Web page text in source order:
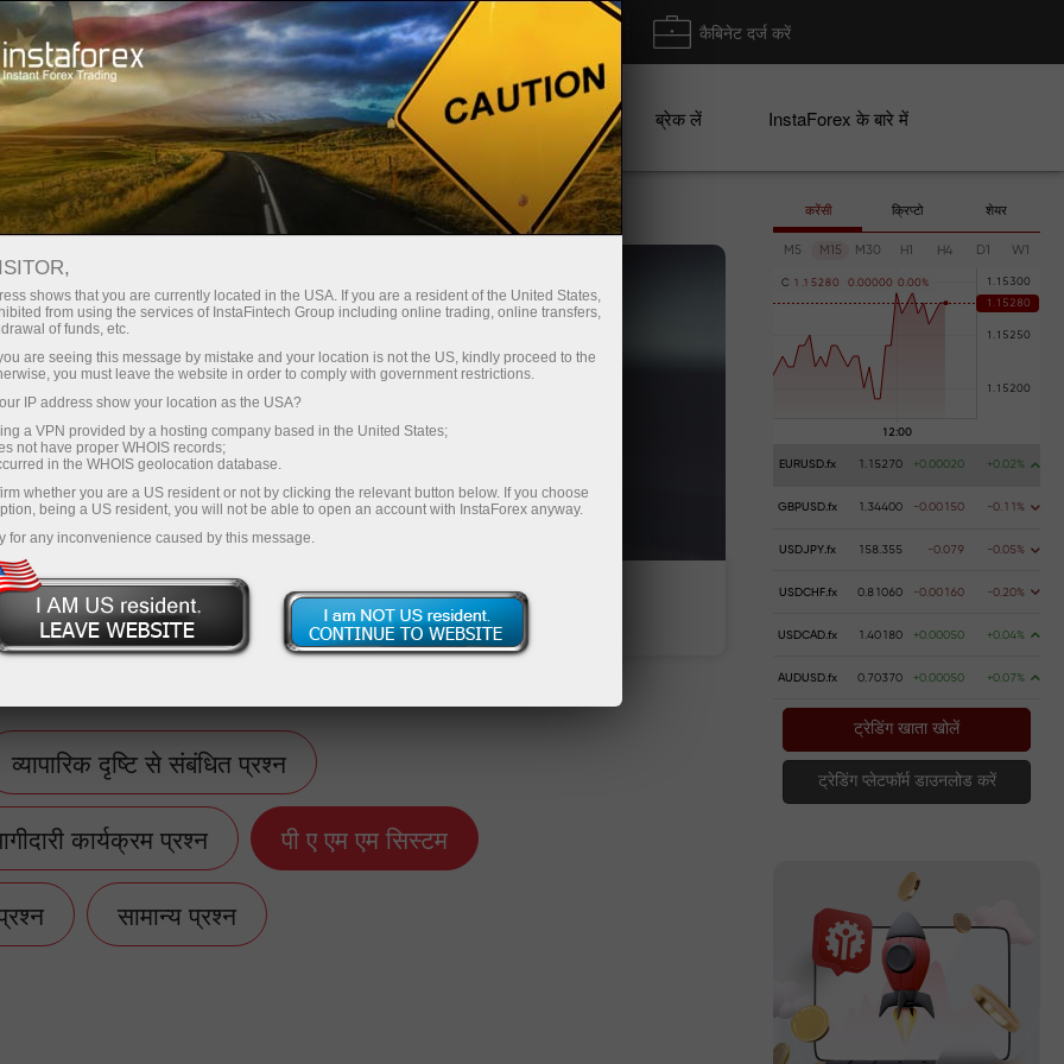
तुरंत खाता खोलना ट्रेडिंग प्लेटफॉर्म कैबिनेट दर्ज करें
के लिए निवेशकों के लिए भागीदारों के लिए अभियान ब्रेक लें InstaForex के बारे में
वाले
व्यापारिक दृष्टि से संबंधित प्रश्न
कार्यक्रम प्रश्न पी ए एम एम सिस्टम
सामान्य प्रश्न
करेंसी क्रिप्टो शेयर
M5 M15 M30 H1 H4 D1 W1
C 1 .1 52 80 0 .00000 0 .00%
EURUSD.fx 1.15270 +0.00020 +0.02%
GBPUSD.fx 1.34400 -0.00150 -0.11%
USDJPY.fx 158.355 -0.079 -0.05%
USDCHF.fx 0.81060 -0.00160 -0.20%
USDCAD.fx 1.40180 +0.00050 +0.04%
AUDUSD.fx 0.70370 +0.00050 +0.07%
ट्रेडिंग खाता खोलें
ट्रेडिंग प्लेटफॉर्म डाउनलोड करें
shows that you are currently located in the USA. If you are a resident of the United States,
from using the services of InstaFintech Group including online trading, online transfers,
of funds, etc.
are seeing this message by mistake and your location is not the US, kindly proceed to the
you must leave the website in order to comply with government restrictions.
IP address show your location as the USA?
a VPN provided by a hosting company based in the United States;
not have proper WHOIS records;
in the WHOIS geolocation database.
whether you are a US resident or not by clicking the relevant button below. If you choose
being a US resident, you will not be able to open an account with InstaForex anyway.
for any inconvenience caused by this message.